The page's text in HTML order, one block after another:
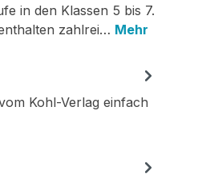
in den Klassen 5 bis 7.
zahlrei… Mehr
Kohl-Verlag einfach